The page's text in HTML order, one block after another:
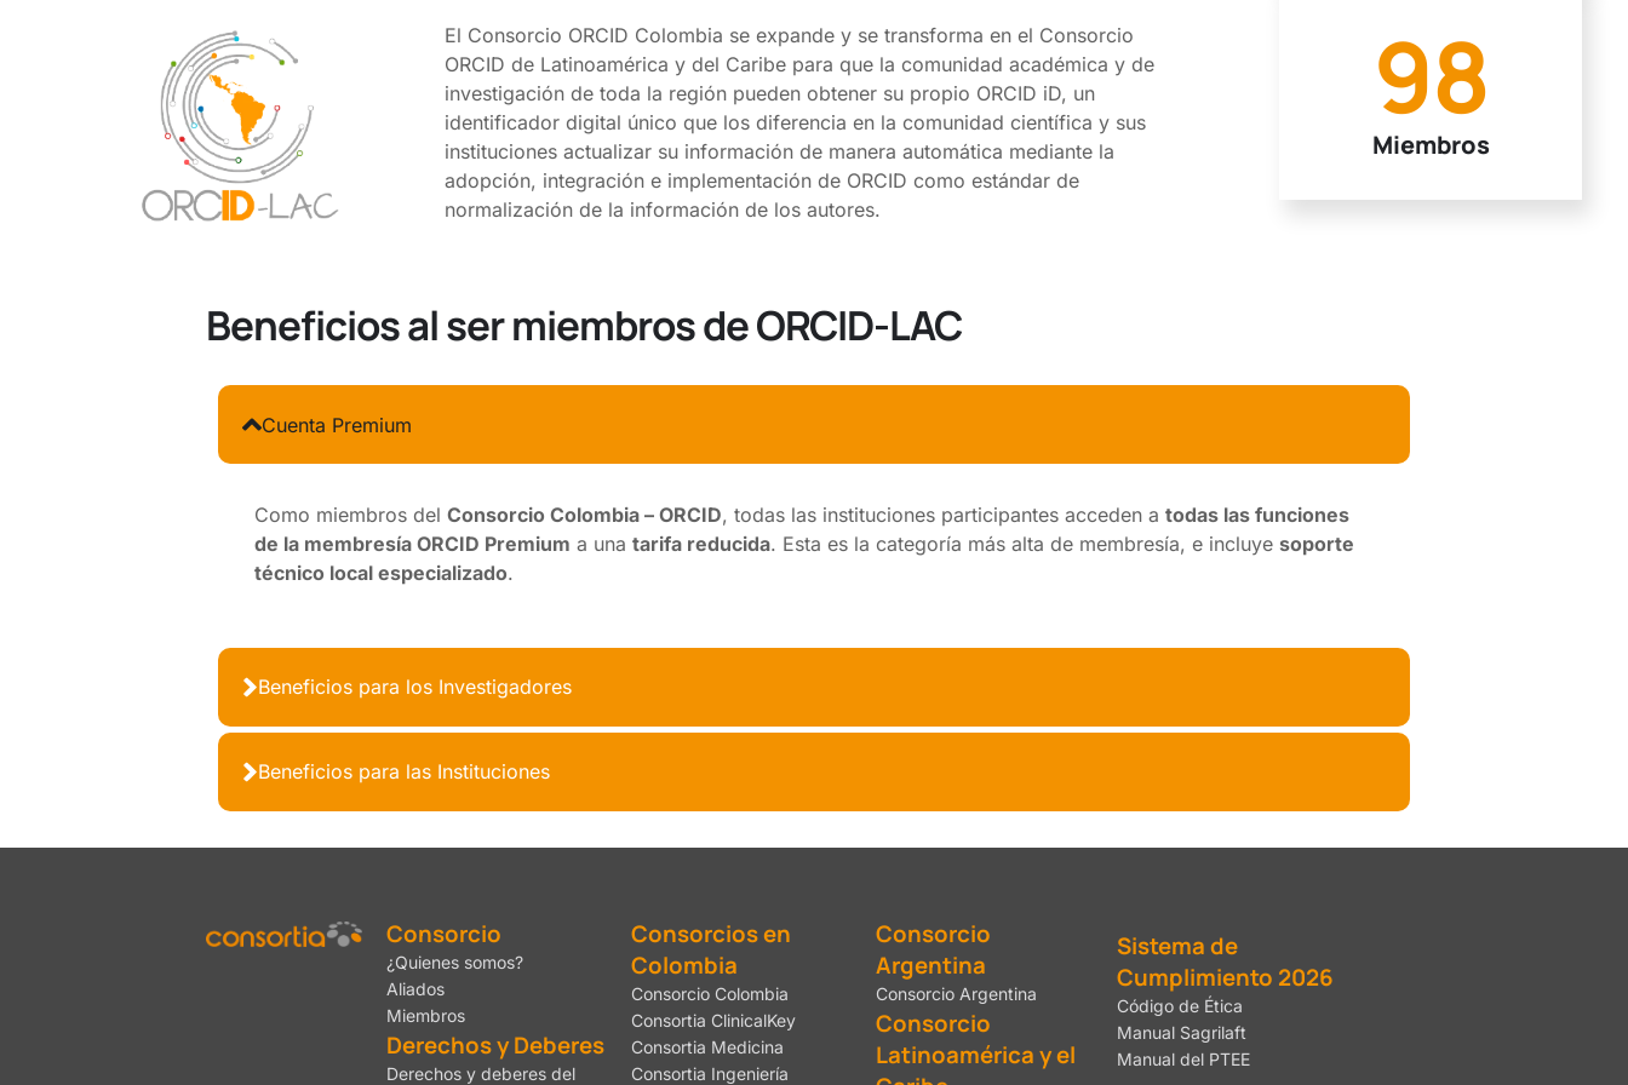
El Consorcio ORCID Colombia se expande y se transforma en el Consorcio
ORCID de Latinoamérica y del Caribe para que la comunidad académica y de
investigación de toda la región pueden obtener su propio ORCID iD, un
identificador digital único que los diferencia en la comunidad científica y sus
instituciones actualizar su información de manera automática mediante la
adopción, integración e implementación de ORCID como estándar de
normalización de la información de los autores.
98
Miembros
Beneficios al ser miembros de ORCID-LAC
Cuenta Premium
Como miembros del Consorcio Colombia – ORCID, todas las instituciones participantes acceden a todas las funciones
de la membresía ORCID Premium a una tarifa reducida. Esta es la categoría más alta de membresía, e incluye soporte
técnico local especializado.
Beneficios para los Investigadores
Beneficios para las Instituciones
Consorcio
¿Quienes somos?
Aliados
Miembros
Derechos y Deberes
Derechos y deberes del
Consorcios en
Colombia
Consorcio Colombia
Consortia ClinicalKey
Consortia Medicina
Consortia Ingeniería
Consorcio
Argentina
Consorcio Argentina
Consorcio
Latinoamérica y el
Sistema de
Cumplimiento 2026
Código de Ética
Manual Sagrilaft
Manual del PTEE